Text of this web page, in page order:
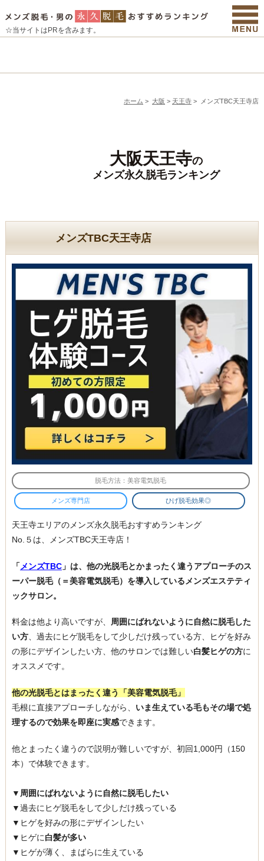
☆当サイトはPRを含みます。
ホーム > 大阪 > 天王寺 > メンズTBC天王寺店
大阪天王寺の
メンズ永久脱毛ランキング
メンズTBC天王寺店
脱毛方法：美容電気脱毛
メンズ専門店 ひげ脱毛効果◎
天王寺エリアのメンズ永久脱毛おすすめランキング
No.５は、メンズTBC天王寺店！
「 メンズTBC」は、他の光脱毛とかまったく違うアプローチのス
ーパー脱毛（＝美容電気脱毛）を導入しているメンズエステティ
ックサロン。
料金は他より高いですが、 周囲にばれないように自然に脱毛した
い方、過去にヒゲ脱毛をして少しだけ残っている方、ヒゲを好み
の形にデザインしたい方、他のサロンでは難しい白髪ヒゲの方に
オススメです。
他の光脱毛とはまったく違う「美容電気脱毛」
毛根に直接アプローチしながら、 いま生えている毛もその場で処
理するので効果を即座に実感できます。
他とまったく違うので説明が難しいですが、初回1,000円（150
本）で体験できます。
▼周囲にばれないように自然に脱毛したい
▼過去にヒゲ脱毛をして少しだけ残っている
▼ ヒゲを好みの形にデザインしたい
▼ ヒゲに白髪が多い
▼ ヒゲが薄く、まばらに生えている